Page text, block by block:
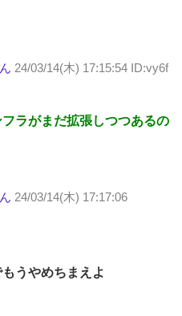
24/03/14(木) 17:15:54 ID:vy6f
ラがまだ拡張しつつあるの
24/03/14(木) 17:17:06
うやめちまえよ